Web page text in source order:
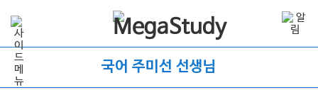
국어 주미선 선생님